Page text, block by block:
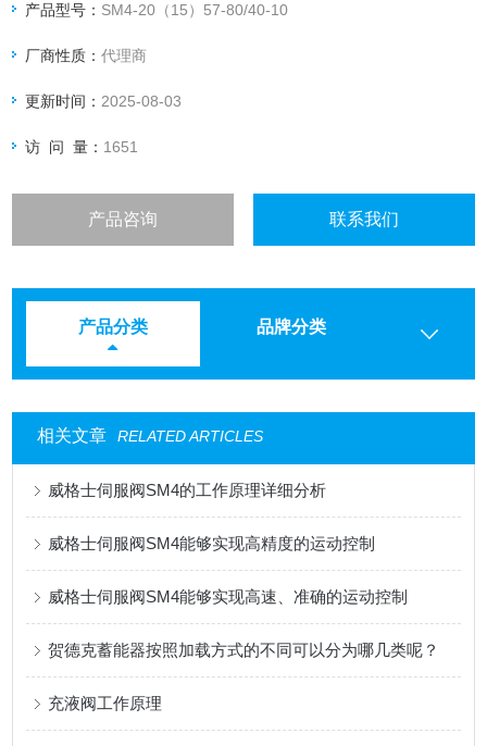
产品型号： SM4-20（15）57-80/40-10
厂商性质：代理商
更新时间： 2025-08-03
访 问 量： 1651
产品咨询 联系我们
产品分类 品牌分类
相关文章 RELATED ARTICLES
威格士伺服阀SM4的工作原理详细分析
威格士伺服阀SM4能够实现高精度的运动控制
威格士伺服阀SM4能够实现高速、准确的运动控制
贺德克蓄能器按照加载方式的不同可以分为哪几类呢？
充液阀工作原理